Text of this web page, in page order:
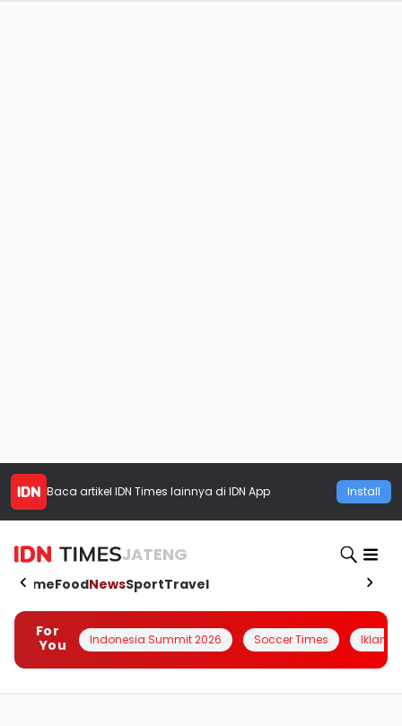
Baca artikel IDN Times lainnya di IDN App Install
JATENG
HomeFoodNewsSportTravel
For
You
Indonesia Summit 2026 Soccer Times Iklanin